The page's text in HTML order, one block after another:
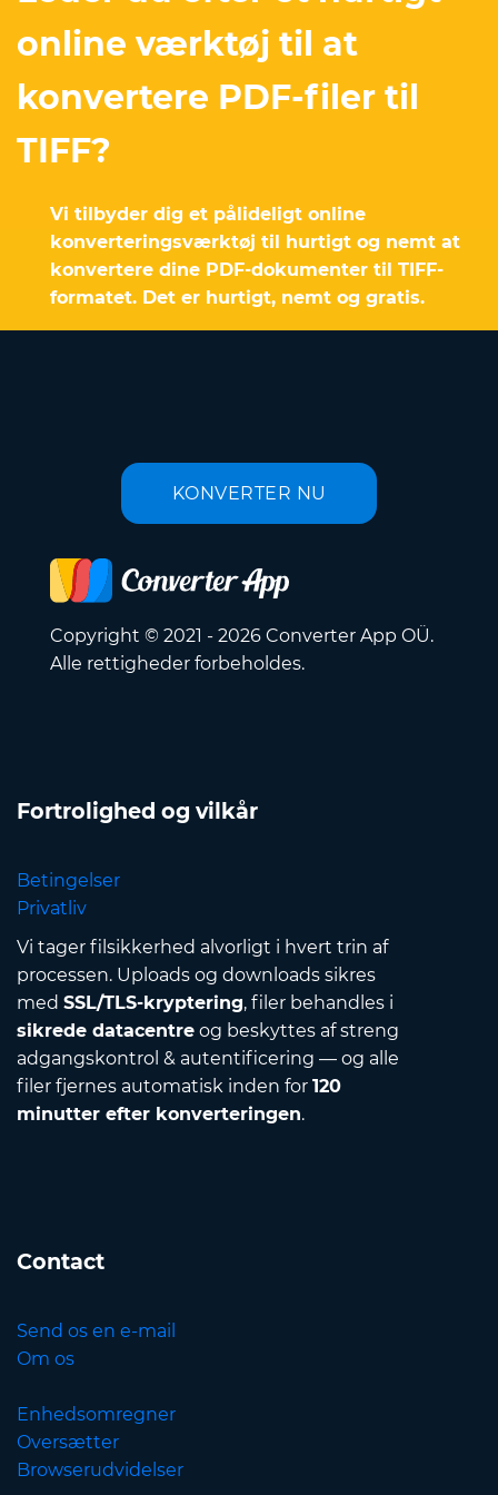
online værktøj til at
konvertere PDF-filer til
TIFF?
Vi tilbyder dig et pålideligt online
konverteringsværktøj til hurtigt og nemt at
konvertere dine PDF-dokumenter til TIFF-
formatet. Det er hurtigt, nemt og gratis.
KONVERTER NU
Copyright © 2021 - 2026 Converter App OÜ.
Alle rettigheder forbeholdes.
Fortrolighed og vilkår
Betingelser
Privatliv
Vi tager filsikkerhed alvorligt i hvert trin af
processen. Uploads og downloads sikres
med SSL/TLS-kryptering, filer behandles i
sikrede datacentre og beskyttes af streng
adgangskontrol & autentificering — og alle
filer fjernes automatisk inden for 120
minutter efter konverteringen.
Contact
Send os en e-mail
Om os
Enhedsomregner
Oversætter
Browserudvidelser